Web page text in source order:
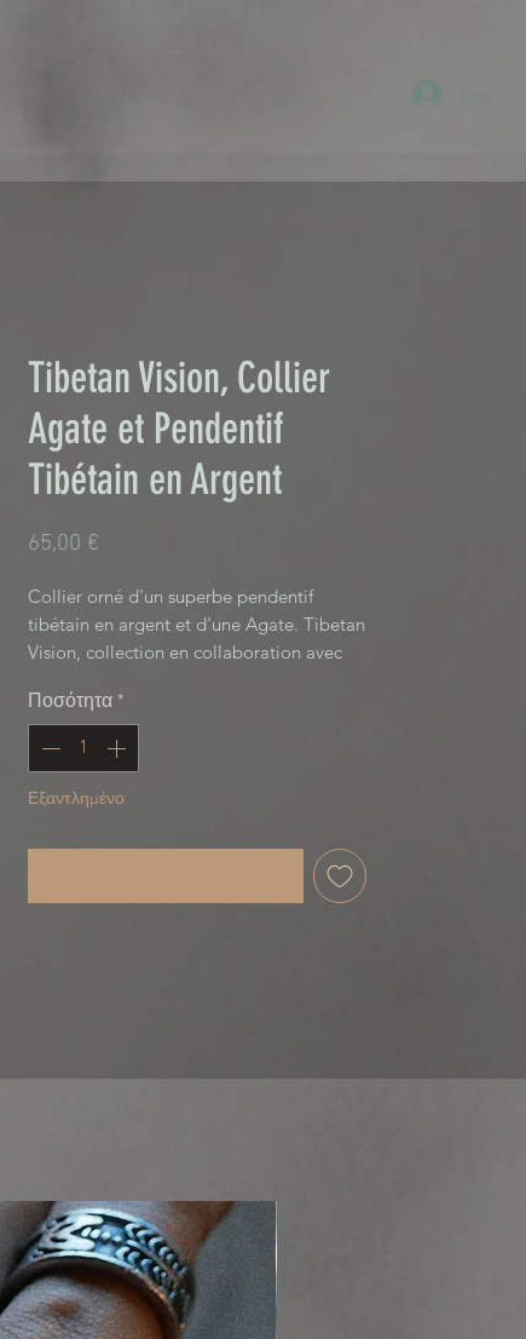
Tibetan Vision, Collier
Agate et Pendentif
Tibétain en Argent
65,00 €
Collier orné d'un superbe pendentif
tibétain en argent et d'une Agate. Tibetan
Vision, collection en collaboration avec
Ποσότητα *
Εξαντλημένο